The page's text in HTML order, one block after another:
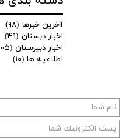
آخرین خبرها (۹۸)
اخبار دبستان (۴۹)
اخبار دبیرستان (۱۰۵)
اطلاعیـه ها (۱۰)